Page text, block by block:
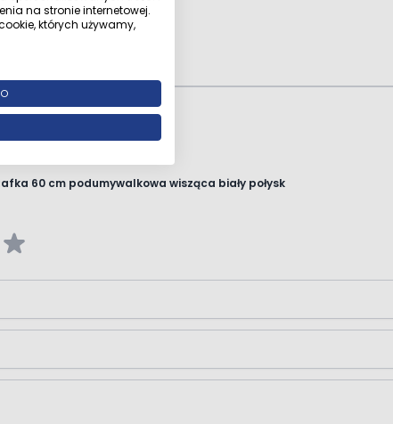
60 cm podumywalkowa wisząca biały połysk
na stronie internetowej.
których używamy,